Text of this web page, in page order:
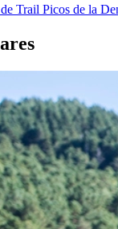
Trail Picos de la